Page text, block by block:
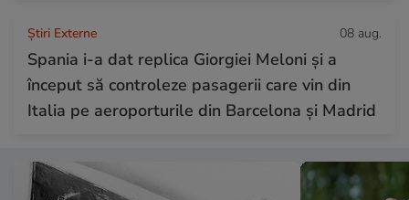
Știri Externe 08 aug.
Spania i-a dat replica Giorgiei Meloni și a
început să controleze pasagerii care vin din
Italia pe aeroporturile din Barcelona și Madrid